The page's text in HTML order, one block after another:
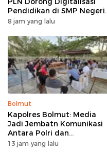
Pendidikan di SMP Negeri
1 Palu Lewat Program TJSL
8 jam yang lalu
Bolmut
Kapolres Bolmut: Media
Jadi Jembatn Komunikasi
Antara Polri dan
Masyarakat
13 jam yang lalu